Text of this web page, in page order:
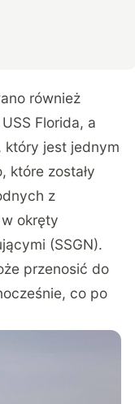
również
Florida, a
jest jednym
które zostały
z
okręty
(SSGN).
przenosić do
co po